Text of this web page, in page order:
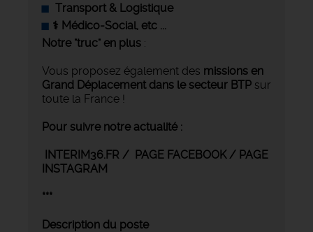
Transport & Logistique
‍⚕️ Médico-Social, etc ...
Notre "truc" en plus :
Vous proposez également des missions en
Grand Déplacement dans le secteur BTP sur
toute la France !
Pour suivre notre actualité :
INTERIM36.FR / PAGE FACEBOOK / PAGE
INSTAGRAM
***
Description du poste